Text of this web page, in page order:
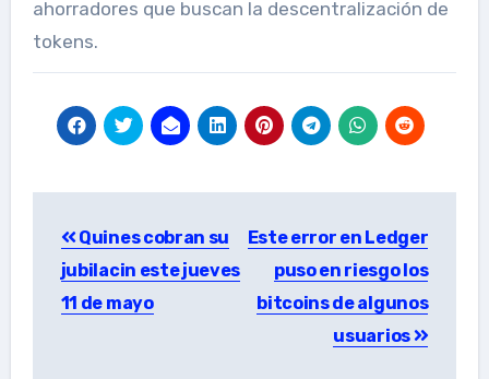
ahorradores que buscan la descentralización de
tokens.
navigation
Quines cobran su
jubilacin este jueves
11 de mayo
Este error en Ledger
puso en riesgo los
bitcoins de algunos
usuarios